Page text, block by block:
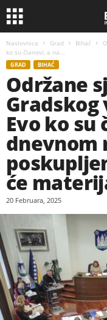
Naslovnica Grad Bihać
ko su članovi, a na...
GRAD BIHAĆ
Održane
Gradskog
Evo ko su
dnevnom
će
20 Februara, 2025